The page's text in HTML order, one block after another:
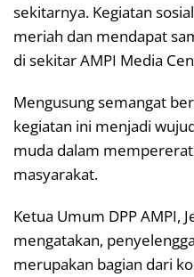
sekitarnya. Kegiatan
meriah dan mendapat
di sekitar AMPI Media
Mengusung semangat
kegiatan ini menjadi
muda dalam
masyarakat.
Ketua Umum DPP AMPI,
mengatakan,
merupakan bagian dari